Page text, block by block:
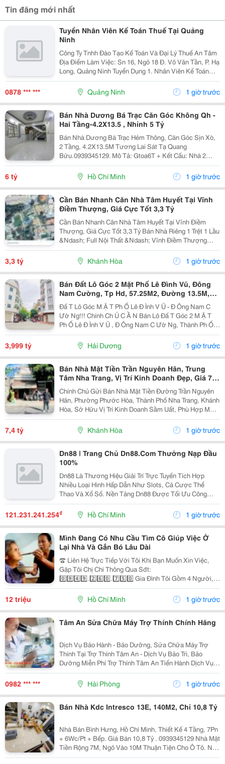
Tin đăng mới nhất
Tuyển Nhân Viên Kế Toán Thuế Tại Quảng
Ninh
Công Ty Tnhh Đào Tạo Kế Toán Và Đại Lý Thuế An Tâm
Địa Điểm Làm Việc: Sn 16, Ngõ 18 Đ. Võ Văn Tần, P. Hạ
Long, Quảng Ninh Tuyển Dụng 1. Nhân Viên Kế Toán
Thuế : 05 Mô Tả Công Việc: &Bull; Thực Hiện Các Công
Việc Liên Quan Đến Kế Toán Thuế...
0878 *** *** Quảng Ninh 1 giờ trước
Bán Nhà Dương Bá Trạc Căn Góc Không Qh -
Hai Tầng-4.2X13.5 , Nhỉnh 5 Tỷ
Bán Nhà Dương Bá Trạc Hẻm Thông, Căn Góc Sịn Xò,
2 Tầng, 4.2X13.5M Tương Lai Sát Tạ Quang
Bửu.0939345129. Mô Tả: Gtoa6T + Kết Cấu: Nhà 2
Tầng Btct Kiên Cố, 2 Phòng. + Vị Trí: Ngay Dương Bá
Trạc Thông Tạ Quang Bửu, Âu Dương Lân, Nguyễn Thị
Tần, Dạ...
6 tỷ Hồ Chí Minh 1 giờ trước
Cần Bán Nhanh Căn Nhà Tâm Huyết Tại Vĩnh
Điềm Thượng, Giá Cực Tốt 3,3 Tỷ
Cần Bán Nhanh Căn Nhà Tâm Huyết Tại Vĩnh Điềm
Thượng, Giá Cực Tốt 3,3 Tỷ Bán Nhà Riêng 1 Trệt 1 Lầu
&Ndash; Full Nội Thất &Ndash; Vĩnh Điềm Thượng
&Ndash; Gần 23/10 Vị Trí: Thôn Vĩnh Điềm Thượng,
Cách Đường 23/10 Chỉ 50M Hẻm Thông Thoáng, Kết...
3,3 tỷ Khánh Hòa 1 giờ trước
Bán Đất Lô Góc 2 Mặt Phố Lê Đình Vũ, Đông
Nam Cường, Tp Hd, 57.25M2, Đường 13.5M,
3.X Tỷ
Đấ T Lô Góc M Ặ T Ph Ố Lê Đ Ình V Ũ - Đ Ông Nam C
Ườ Ng!!! Chính Ch Ủ C Ầ N Bán Lô Đấ T Góc 2 M Ặ T
Ph Ố Lê Đ Ình V Ũ , Đ Ông Nam C Ườ Ng, Thành Ph Ố H
Ả I D Ươ Ng - Di Ệ N Tích 57.25M2, H Ướ Ng Tây, Tây B
3,999 tỷ Hải Dương 1 giờ trước
Bán Nhà Mặt Tiền Trần Nguyên Hãn, Trung
Tâm Nha Trang, Vị Trí Kinh Doanh Đẹp, Giá 7,4
Tỷ
Chính Chủ Gửi Bán Nhà Mặt Tiền Đường Trần Nguyên
Hãn, Phường Phước Hòa, Thành Phố Nha Trang, Khánh
Hòa, Sở Hữu Vị Trí Kinh Doanh Sầm Uất, Phù Hợp Mở
Cửa Hàng, Văn Phòng, Showroom Hoặc Đầu Tư Cho
Thuê Lâu Dài. Thông Tin Chi Tiết. - Địa Chỉ: Số...
7,4 tỷ Khánh Hòa 1 giờ trước
Dn88 | Trang Chủ Dn88.Com Thưởng Nạp Đầu
100%
Dn88 Là Thương Hiệu Giải Trí Trực Tuyến Tích Hợp
Nhiều Loại Hình Hấp Dẫn Như Slots, Cá Cược Thể
Thao Và Xổ Số. Nền Tảng Dn88 Được Tối Ưu Công
Nghệ, Bảo Mật Cao, Nạp Rút Nhanh Và Hỗ Trợ Tốt Trên
Pc Lẫn Điện Thoại Di Động. Website:
Https://Dn88C.com/...
121.231.241.254₫ Hồ Chí Minh 1 giờ trước
Mình Đang Có Nhu Cầu Tìm Cô Giúp Việc Ở
Lại Nhà Và Gắn Bó Lâu Dài
☎️ Liên Hệ Trực Tiếp Với Tôi Khi Bạn Muốn Xin Việc,
Gặp Tôi Chị Chi Thông Qua Sđt:
0️⃣9️⃣4️⃣9️⃣.2️⃣6️⃣0️⃣.7️⃣5️⃣0️⃣ Gia Đình Tôi Gồm 4 Người, 2
Vợ Chồng 2 Con Nhỏ, Bé Lớn 9 Tuổi Đã Đi Học Có Ba
Mẹ Đưa Rước, Bé Nhỏ 1 Tuổi. Nhà Thì Chỉ Có 1 Lầu.
12 triệu Hồ Chí Minh 1 giờ trước
Tâm An Sửa Chữa Máy Trợ Thính Chính Hãng
Dịch Vụ Bảo Hành - Bảo Dưỡng, Sửa Chữa Máy Trợ
Thính Tại Trợ Thính Tâm An - Dịch Vụ Bảo Trì, Bảo
Dưỡng Miễn Phí Trợ Thính Tâm An Tiến Hành Dịch Vụ
Bảo Dưỡng, Vệ Sinh Sấy Khô Máy Trợ Thính Định Kì 3
Tháng/1 Lần Đối Với Tất Cả Các Thiêt Bị Trợ...
0982 *** *** Hải Phòng 1 giờ trước
Bán Nhà Kdc Intresco 13E, 140M2, Chỉ 10,8 Tỷ
Nhà Bán Bình Hưng, Hồ Chí Minh, Thiết Kế 4 Tầng, 7Pn
+ 6Wc/Pt + Bếp. Giá Bán 10,8 Tỷ . 0939345129 Nhà Mặt
Tiền Rộng 7M, Ngõ Vào 10M Thuận Tiện Cho Ô Tô. Nội
Thất Bao Gồm Điều Hòa, Tủ Lạnh, Giường, Mang Đến